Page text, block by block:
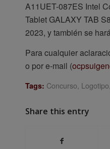
A11UET-087ES Intel
Tablet GALAXY TAB
2023, y también se
Para cualquier
o por e-mail (
Tags: Concurso, Logotipo,
Share this entry